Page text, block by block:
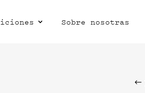
Sobre nosotras